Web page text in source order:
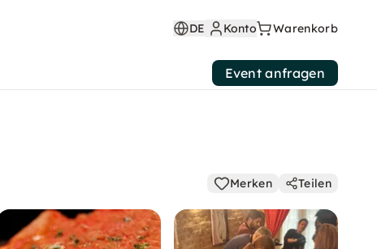
DE Konto Warenkorb
Event anfragen
Merken Teilen